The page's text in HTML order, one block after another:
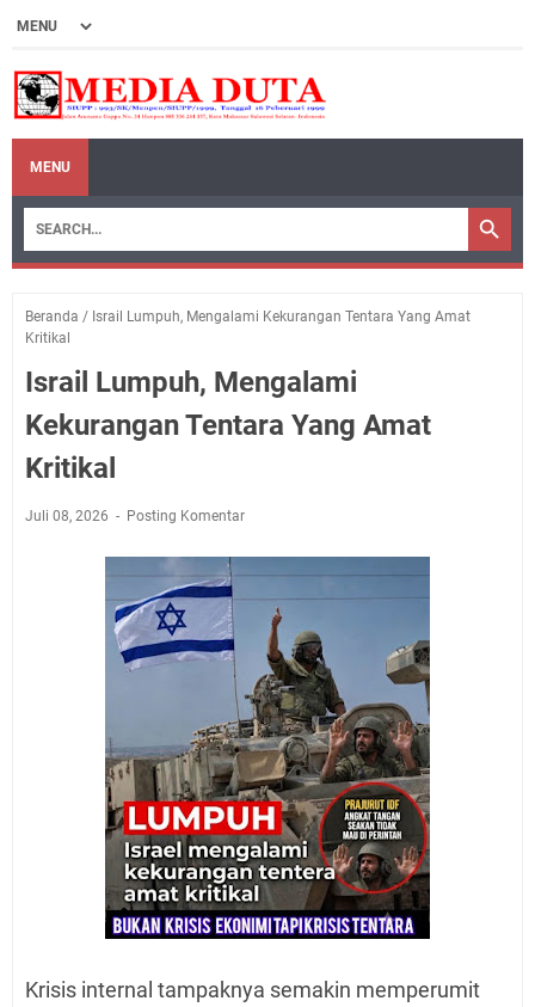
MENU
Beranda / Israil Lumpuh, Mengalami Kekurangan Tentara Yang Amat
Kritikal
Israil Lumpuh, Mengalami
Kekurangan Tentara Yang Amat
Kritikal
Juli 08, 2026 Posting Komentar
Krisis internal tampaknya semakin memperumit